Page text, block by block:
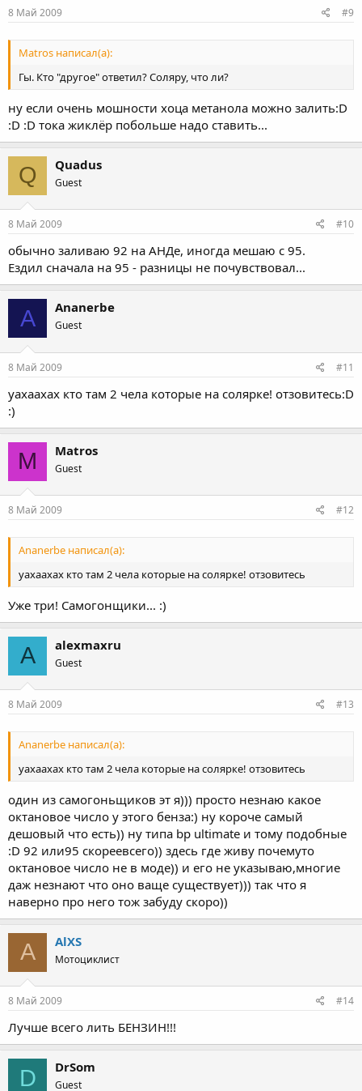
8 Май 2009 #9
Matros написал(а):
Гы. Кто "другое" ответил? Соляру, что ли?
ну если очень мошности хоца метанола можно залить:D
:D :D тока жиклёр побольше надо ставить...
Q Quadus
Guest
8 Май 2009 #10
обычно заливаю 92 на АНДе, иногда мешаю с 95.
Ездил сначала на 95 - разницы не почувствовал...
A Ananerbe
Guest
8 Май 2009 #11
уахаахах кто там 2 чела которые на солярке! отзовитесь:D
:)
M Matros
Guest
8 Май 2009 #12
Ananerbe написал(а):
уахаахах кто там 2 чела которые на солярке! отзовитесь
Уже три! Самогонщики... :)
A alexmaxru
Guest
8 Май 2009 #13
Ananerbe написал(а):
уахаахах кто там 2 чела которые на солярке! отзовитесь
один из самогоньщиков эт я))) просто незнаю какое
октановое число у этого бенза:) ну короче самый
дешовый что есть)) ну типа bp ultimate и тому подобные
:D 92 или95 скореевсего)) здесь где живу почемуто
октановое число не в моде)) и его не указываю,многие
даж незнают что оно ваще существует))) так что я
наверно про него тож забуду скоро))
A AlXS
Мотоциклист
8 Май 2009 #14
Лучше всего лить БЕНЗИН!!!
D DrSom
Guest